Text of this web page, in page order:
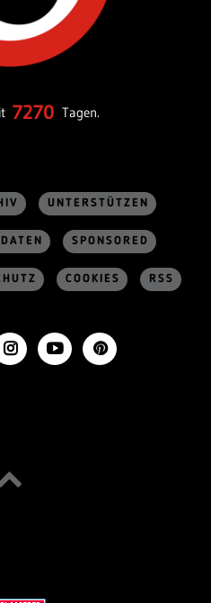
7270 Tagen.
UNTERSTÜTZEN
SPONSORED
COOKIES RSS